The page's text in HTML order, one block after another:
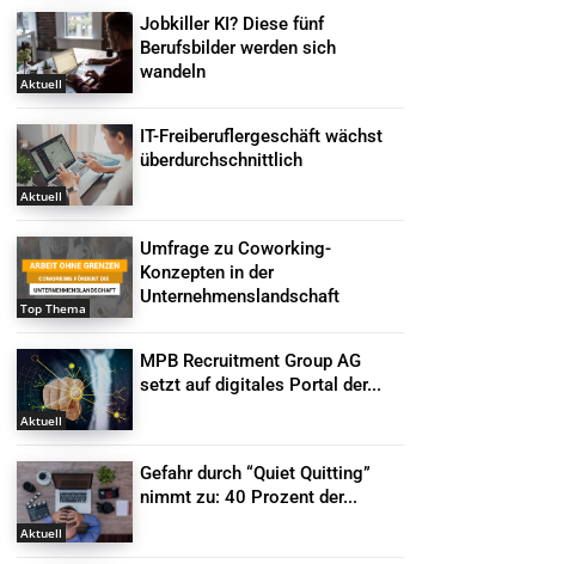
Aktuell
Jobkiller KI? Diese fünf
Berufsbilder werden sich
wandeln
Aktuell
IT-Freiberuflergeschäft wächst
überdurchschnittlich
Top Thema
Umfrage zu Coworking-
Konzepten in der
Unternehmenslandschaft
Aktuell
MPB Recruitment Group AG
setzt auf digitales Portal der...
Aktuell
Gefahr durch “Quiet Quitting”
nimmt zu: 40 Prozent der...